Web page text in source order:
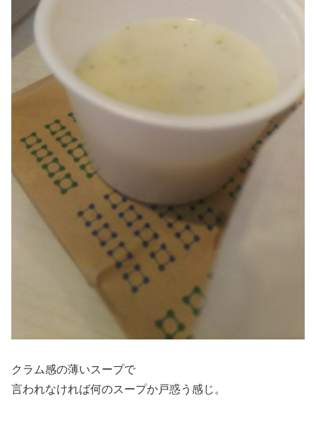
クラム感の薄いスープで
言われなければ何のスープか戸惑う感じ。